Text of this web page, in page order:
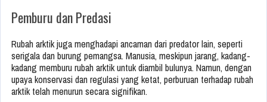
Pemburu dan Predasi
Rubah arktik juga menghadapi ancaman dari predator lain, seperti
serigala dan burung pemangsa. Manusia, meskipun jarang, kadang-
kadang memburu rubah arktik untuk diambil bulunya. Namun, dengan
upaya konservasi dan regulasi yang ketat, perburuan terhadap rubah
arktik telah menurun secara signifikan.